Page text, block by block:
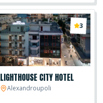
3
LIGHTHOUSE CITY HOTEL
Alexandroupoli